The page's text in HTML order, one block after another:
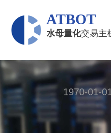
ATBOT
水母量化交易主
1970-01-